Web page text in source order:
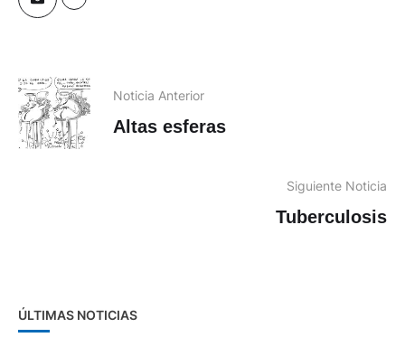
Noticia Anterior
Altas esferas
Siguiente Noticia
Tuberculosis
ÚLTIMAS NOTICIAS